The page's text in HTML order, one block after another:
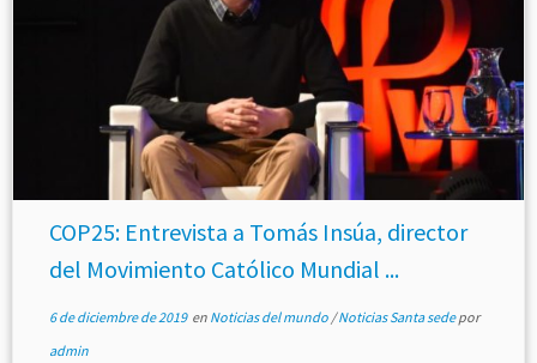
COP25: Entrevista a Tomás Insúa, director
del Movimiento Católico Mundial ...
6 de diciembre de 2019en Noticias del mundo /Noticias Santa sedepor
admin